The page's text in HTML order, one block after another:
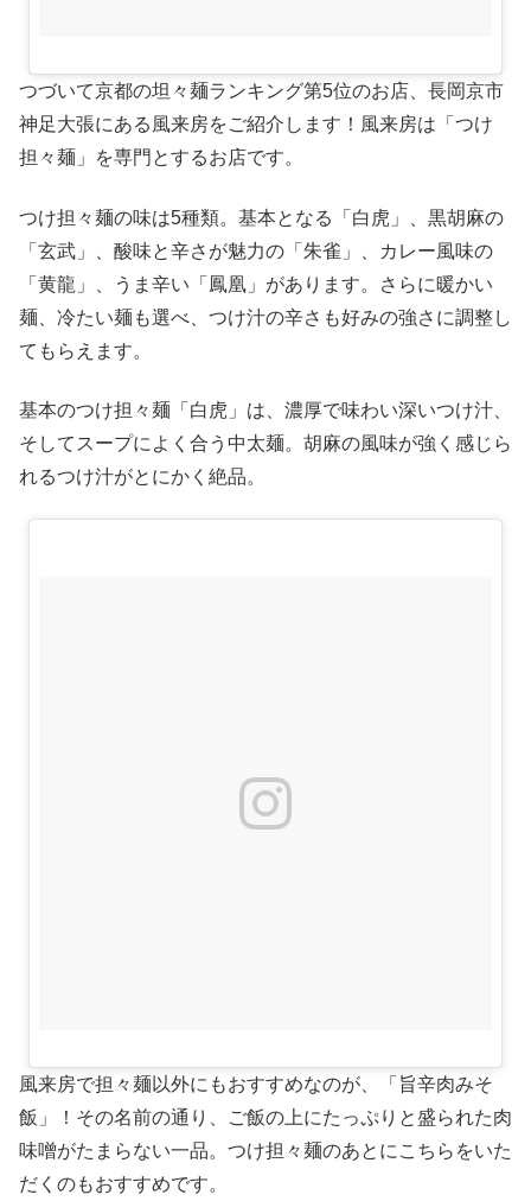
つづいて京都の坦々麺ランキング第5位のお店、長岡京市
神足大張にある風来房をご紹介します！風来房は「つけ
担々麺」を専門とするお店です。
つけ担々麺の味は5種類。基本となる「白虎」、黒胡麻の
「玄武」、酸味と辛さが魅力の「朱雀」、カレー風味の
「黄龍」、うま辛い「鳳凰」があります。さらに暖かい
麺、冷たい麺も選べ、つけ汁の辛さも好みの強さに調整し
てもらえます。
基本のつけ担々麺「白虎」は、濃厚で味わい深いつけ汁、
そしてスープによく合う中太麺。胡麻の風味が強く感じら
れるつけ汁がとにかく絶品。
風来房で担々麺以外にもおすすめなのが、「旨辛肉みそ
飯」！その名前の通り、ご飯の上にたっぷりと盛られた肉
味噌がたまらない一品。つけ担々麺のあとにこちらをいた
だくのもおすすめです。